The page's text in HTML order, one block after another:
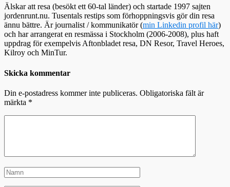
Älskar att resa (besökt ett 60-tal länder) och startade 1997 sajten
jordenrunt.nu. Tusentals restips som förhoppningsvis gör din resa
ännu bättre. Är journalist / kommunikatör (min Linkedin profil här)
och har arrangerat en resmässa i Stockholm (2006-2008), plus haft
uppdrag för exempelvis Aftonbladet resa, DN Resor, Travel Heroes,
Kilroy och MinTur.
Skicka kommentar
Din e-postadress kommer inte publiceras. Obligatoriska fält är
märkta *